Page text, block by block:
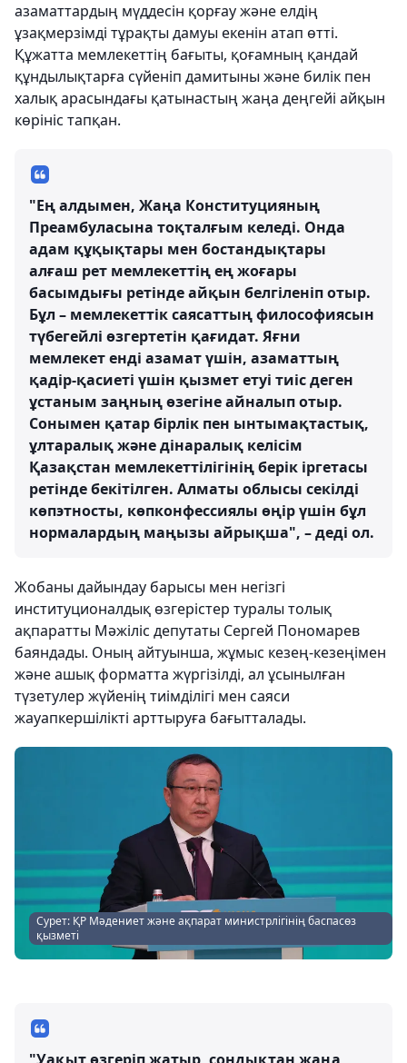
азаматтардың мүддесін қорғау және елдің
ұзақмерзімді тұрақты дамуы екенін атап өтті.
Құжатта мемлекеттің бағыты, қоғамның қандай
құндылықтарға сүйеніп дамитыны және билік пен
халық арасындағы қатынастың жаңа деңгейі айқын
көрініс тапқан.
"Ең алдымен, Жаңа Конституцияның
Преамбуласына тоқталғым келеді. Онда
адам құқықтары мен бостандықтары
алғаш рет мемлекеттің ең жоғары
басымдығы ретінде айқын белгіленіп отыр.
Бұл – мемлекеттік саясаттың философиясын
түбегейлі өзгертетін қағидат. Яғни
мемлекет енді азамат үшін, азаматтың
қадір-қасиеті үшін қызмет етуі тиіс деген
ұстаным заңның өзегіне айналып отыр.
Сонымен қатар бірлік пен ынтымақтастық,
ұлтаралық және дінаралық келісім
Қазақстан мемлекеттілігінің берік іргетасы
ретінде бекітілген. Алматы облысы секілді
көпэтносты, көпконфессиялы өңір үшін бұл
нормалардың маңызы айрықша", – деді ол.
Жобаны дайындау барысы мен негізгі
институционалдық өзгерістер туралы толық
ақпаратты Мәжіліс депутаты Сергей Пономарев
баяндады. Оның айтуынша, жұмыс кезең-кезеңімен
және ашық форматта жүргізілді, ал ұсынылған
түзетулер жүйенің тиімділігі мен саяси
жауапкершілікті арттыруға бағытталады.
Сурет: ҚР Мәдениет және ақпарат министрлігінің баспасөз
қызметі